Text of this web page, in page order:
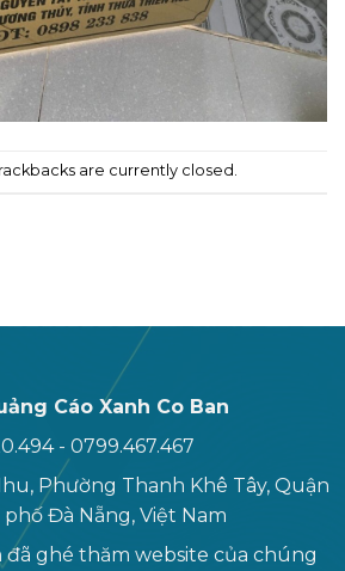
are currently closed.
Cáo Xanh Co Ban
- 0799.467.467
Phường Thanh Khê Tây, Quận
Đà Nẵng, Việt Nam
đã ghé thăm website của chúng